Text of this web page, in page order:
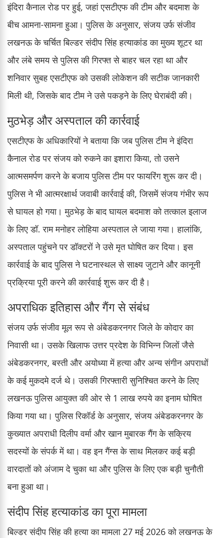
इंदिरा कैनाल रोड पर हुई, जहां एसटीएफ की टीम और बदमाश के
बीच आमना-सामना हुआ। पुलिस के अनुसार, संजय उर्फ संजीव
लखनऊ के चर्चित बिल्डर संदीप सिंह हत्याकांड का मुख्य शूटर था
और लंबे समय से पुलिस की गिरफ्त से बाहर चल रहा था और
शनिवार सुबह एसटीएफ को उसकी लोकेशन की सटीक जानकारी
मिली थी, जिसके बाद टीम ने उसे पकड़ने के लिए घेराबंदी की।
मुठभेड़ और अस्पताल की कार्रवाई
एसटीएफ के अधिकारियों ने बताया कि जब पुलिस टीम ने इंदिरा
कैनाल रोड पर संजय को रुकने का इशारा किया, तो उसने
आत्मसमर्पण करने के बजाय पुलिस टीम पर फायरिंग शुरू कर दी।
पुलिस ने भी आत्मरक्षार्थ जवाबी कार्रवाई की, जिसमें संजय गंभीर रूप
से घायल हो गया। मुठभेड़ के बाद घायल बदमाश को तत्काल इलाज
के लिए डॉ. राम मनोहर लोहिया अस्पताल ले जाया गया। हालांकि,
अस्पताल पहुंचने पर डॉक्टरों ने उसे मृत घोषित कर दिया। इस
कार्रवाई के बाद पुलिस ने घटनास्थल से साक्ष्य जुटाने और कानूनी
प्रक्रिया पूरी करने की कार्रवाई शुरू कर दी है।
अपराधिक इतिहास और गैंग से संबंध
संजय उर्फ संजीव मूल रूप से अंबेडकरनगर जिले के कोदार का
निवासी था। उसके खिलाफ उत्तर प्रदेश के विभिन्न जिलों जैसे
अंबेडकरनगर, बस्ती और अयोध्या में हत्या और अन्य संगीन अपराधों
के कई मुकदमे दर्ज थे। उसकी गिरफ्तारी सुनिश्चित करने के लिए
लखनऊ पुलिस आयुक्त की ओर से 1 लाख रुपये का इनाम घोषित
किया गया था। पुलिस रिकॉर्ड के अनुसार, संजय अंबेडकरनगर के
कुख्यात अपराधी दिलीप वर्मा और खान मुबारक गैंग के सक्रिय
सदस्यों के संपर्क में था। वह इन गैंग्स के साथ मिलकर कई बड़ी
वारदातों को अंजाम दे चुका था और पुलिस के लिए एक बड़ी चुनौती
बना हुआ था।
संदीप सिंह हत्याकांड का पूरा मामला
बिल्डर संदीप सिंह की हत्या का मामला 27 मई 2026 को लखनऊ के